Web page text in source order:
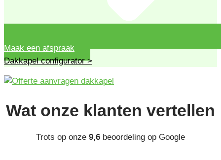
Maak een afspraak
Dakkapel configurator >
Wat onze klanten vertellen
Trots op onze 9,6 beoordeling op Google